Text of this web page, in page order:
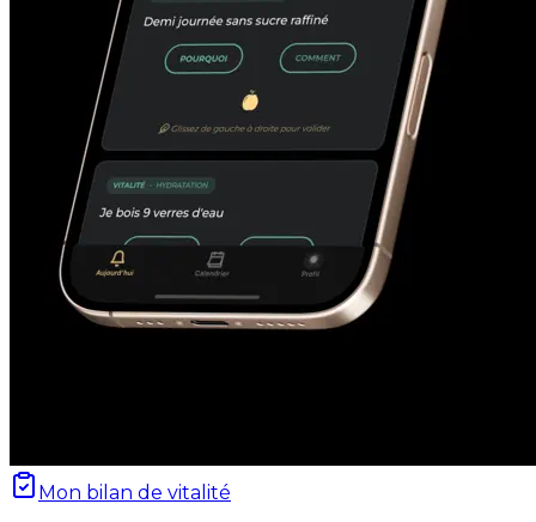
Mon bilan de vitalité